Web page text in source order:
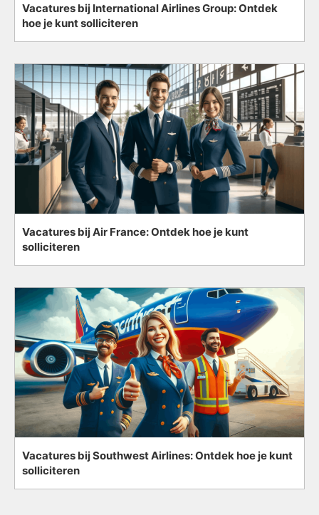
Vacatures bij International Airlines Group: Ontdek
hoe je kunt solliciteren
Vacatures bij Air France: Ontdek hoe je kunt
solliciteren
Vacatures bij Southwest Airlines: Ontdek hoe je kunt
solliciteren